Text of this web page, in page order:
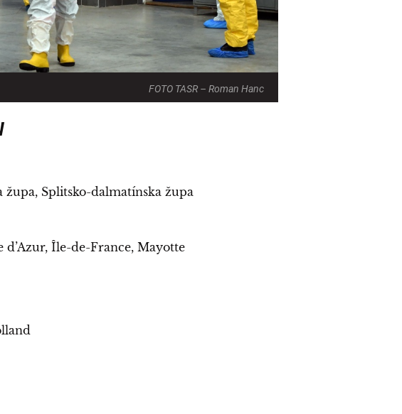
FOTO TASR – Roman Hanc
župa, Splitsko-dalmatínska župa
d’Azur, Île-de-France, Mayotte